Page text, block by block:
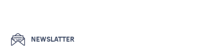
NEWSLATTER